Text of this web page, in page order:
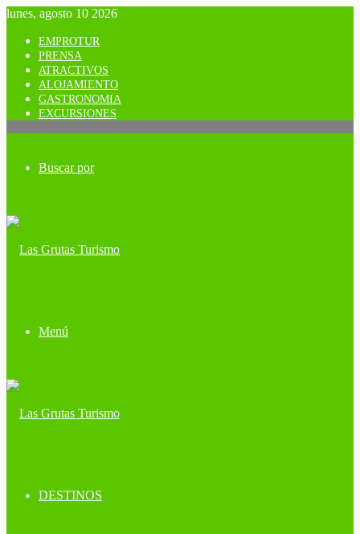
lunes, agosto 10 2026
EMPROTUR
PRENSA
ATRACTIVOS
ALOJAMIENTO
GASTRONOMIA
EXCURSIONES
Buscar por
Menú
DESTINOS